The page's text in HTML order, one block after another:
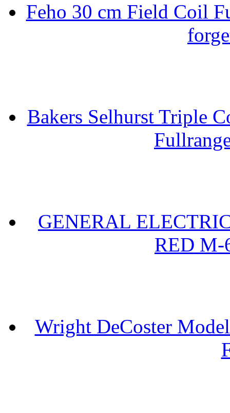
Feho 30 cm Field Coil
Bakers Selhurst Triple
GENERAL
RED M-
Wright DeCoster